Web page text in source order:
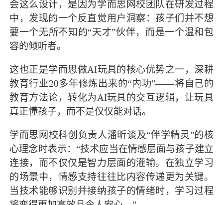
会这么设计，是因为学而思网校团队在研发过程
中，发现的一个反直觉用户洞察：孩子们并不想
要一个无所不知的“天才”伙伴，而是一个温和包
容的倾听者。
这也正是学而思做AI玩具的核心优势之一，深耕
教育行业20多年修炼出来的“内功”——将自己的
教育方法论，转化为AI玩具的交互逻辑，让玩具
真正懂孩子，而不是仅仅能对话。
学而思网校科创负责人潘昕谈及“伴学精灵”的核
心理念时表示：“技术应当在情感层面与孩子建立
连接，而不仅仅是智力层面的灌输。在独立学习
的场景中，情感支持往往比内容传递更为关键。
当技术能够识别并接纳孩子的情绪时，学习过程